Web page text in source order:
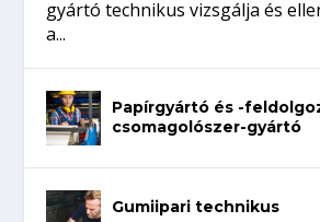
gyártó technikus vizsgálja és
a...
Papírgyártó és -
csomagolószer-gyártó
Gumiipari technikus